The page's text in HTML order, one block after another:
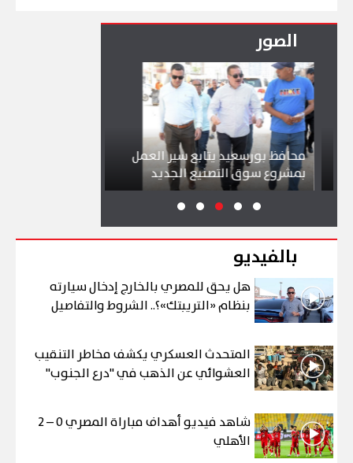
الصور
محافظ بورسعيد يتابع سير العمل
بمشروع سوق التصنيع الجديد
بالفيديو
هل يحق للمصري بالخارج إدخال سيارته
بنظام «التريبتك»؟.. الشروط والتفاصيل
المتحدث العسكري يكشف مخاطر التنقيب
العشوائي عن الذهب في "درع الجنوب"
شاهد فيديو أهداف مباراة المصري 0 – 2
الأهلي